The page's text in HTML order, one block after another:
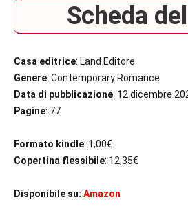
Scheda
Casa editrice: Land Editore
Genere: Contemporary Romance
Data di pubblicazione: 12 dicembre
Pagine: 77
Formato kindle: 1,00€
Copertina flessibile: 12,35€
Disponibile su: Amazon